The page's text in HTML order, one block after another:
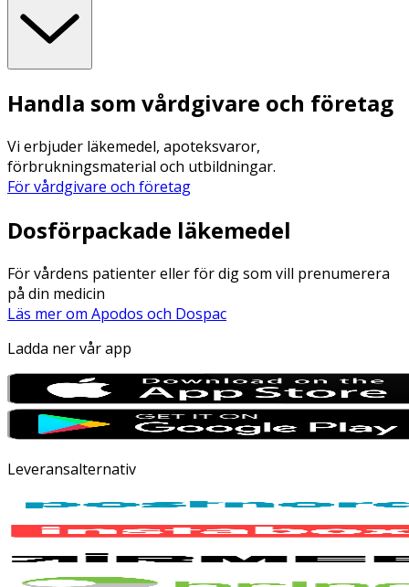
Handla som vårdgivare och företag
Vi erbjuder läkemedel, apoteksvaror,
förbrukningsmaterial och utbildningar.
För vårdgivare och företag
Dosförpackade läkemedel
För vårdens patienter eller för dig som vill prenumerera
på din medicin
Läs mer om Apodos och Dospac
Ladda ner vår app
Leveransalternativ